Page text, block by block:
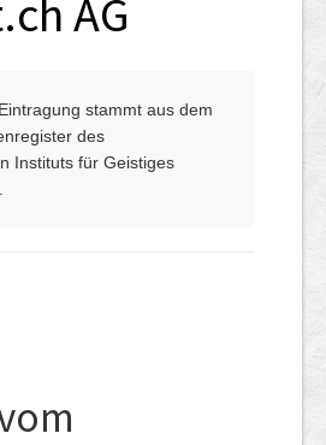
AG
stammt aus dem
des
Instituts für Geistiges